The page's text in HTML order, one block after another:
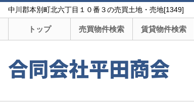
中川郡本別町北六丁目１０番３の売買土地・売地[1349]
トップ 売買物件検索 賃貸物件検索
合同会社平田商会